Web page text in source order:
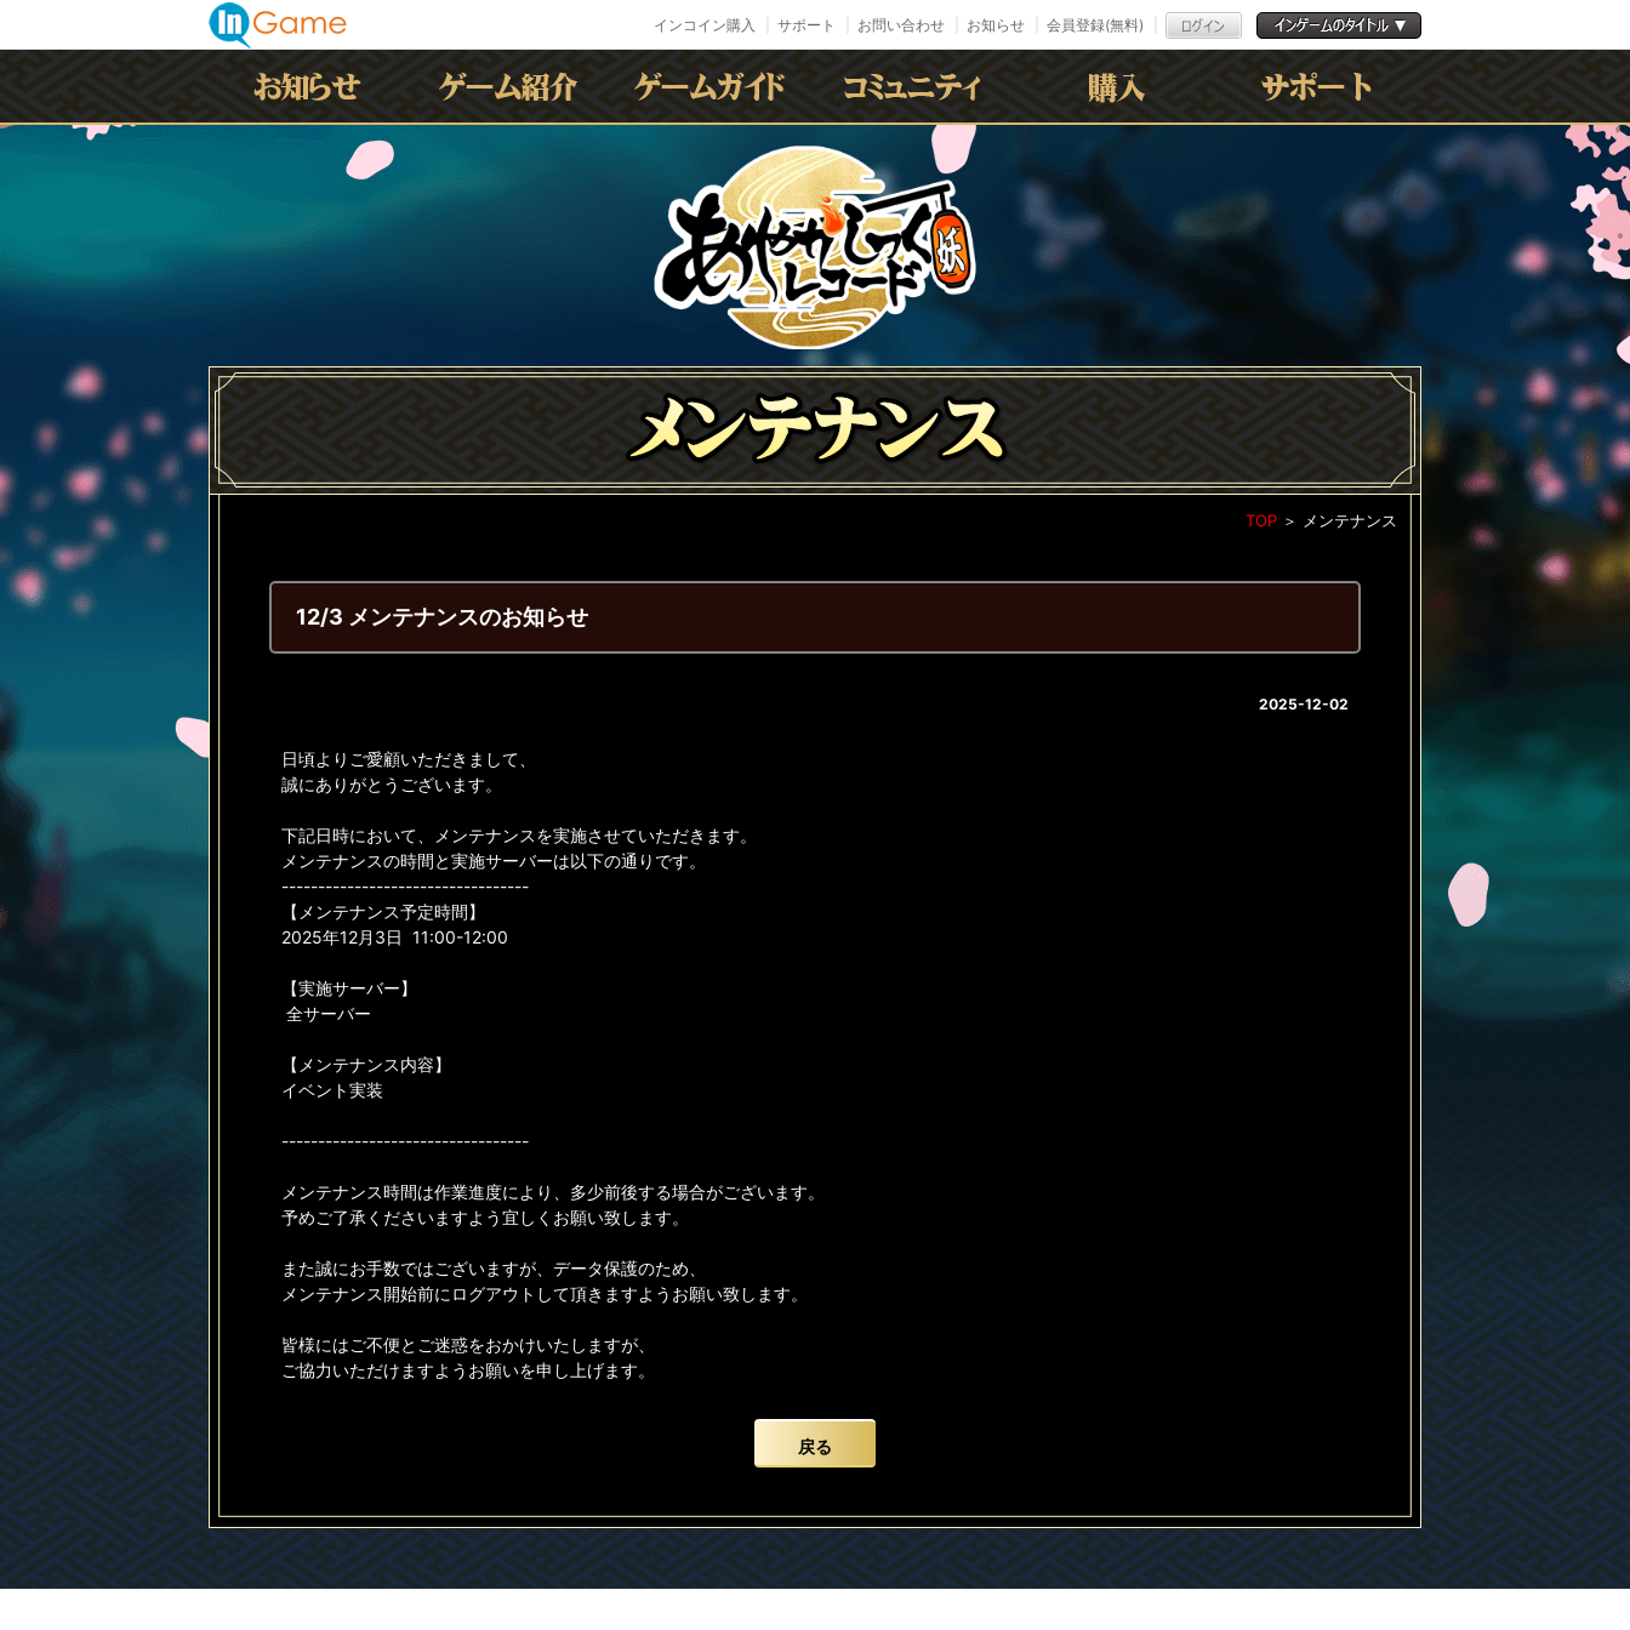
インコイン購入 サポート お問い合わせ お知らせ 会員登録(無料)
イベント 利用規約
ﾌﾟﾗｲﾊﾞｼｰﾎﾟﾘｼｰ
TOP ＞ メンテナンス
12/3 メンテナンスのお知らせ
2025-12-02
日頃よりご愛顧いただきまして、
誠にありがとうございます。
下記日時において、メンテナンスを実施させていただきます。
メンテナンスの時間と実施サーバーは以下の通りです。
----------------------------------
【メンテナンス予定時間】
2025年12月3日 11:00-12:00
【実施サーバー】
全サーバー
【メンテナンス内容】
イベント実装
----------------------------------
メンテナンス時間は作業進度により、多少前後する場合がございます。
予めご了承くださいますよう宜しくお願い致します。
また誠にお手数ではございますが、データ保護のため、
メンテナンス開始前にログアウトして頂きますようお願い致します。
皆様にはご不便とご迷惑をおかけいたしますが、
ご協力いただけますようお願いを申し上げます。
戻る